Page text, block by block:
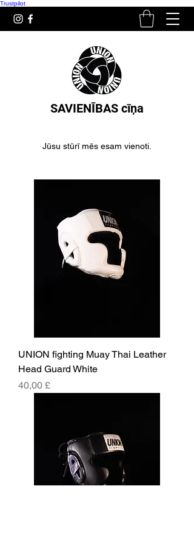
Trustpilot
SAVIENĪBAS cīņa
Jūsu stūrī mēs esam vienoti.
UNION fighting Muay Thai Leather
Head Guard White
Cena
40,00 £